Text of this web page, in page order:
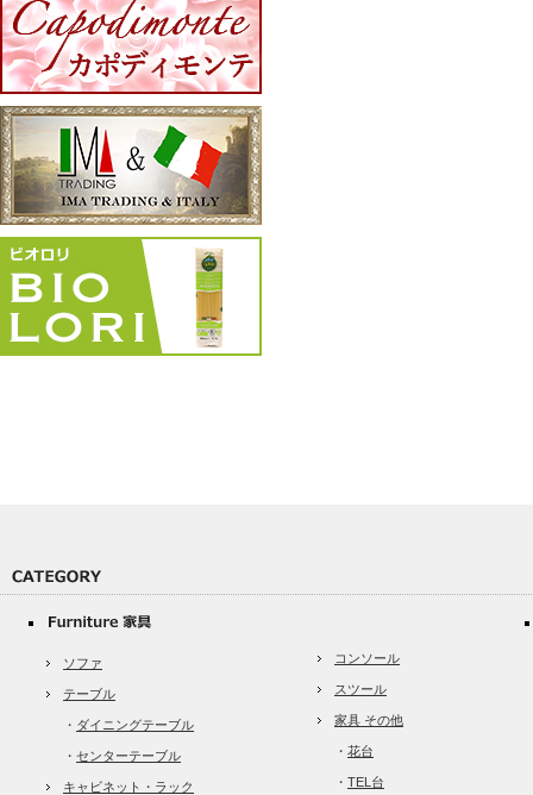
ソファ
テーブル
・ ダイニングテーブル
・ センターテーブル
キャビネット・ラック
コンソール
スツール
家具 その他
・ 花台
・ TEL台